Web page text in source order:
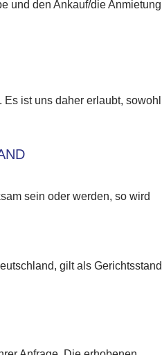
und den Ankauf/die Anmietung
ist uns daher erlaubt, sowohl
sein oder werden, so wird
gilt als Gerichtsstand